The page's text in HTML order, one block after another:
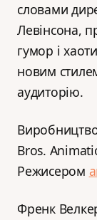
словами
Левінсона,
гумор і
новим
аудиторію.
Bros.
Режисером
Френк